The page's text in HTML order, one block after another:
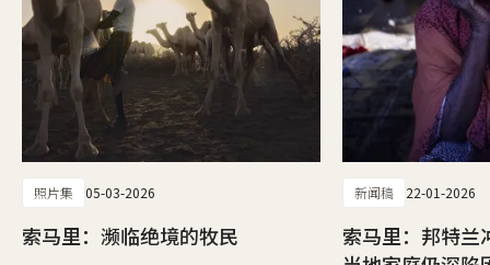
照片集 05-03-2026
索马里：濒临绝境的牧民
新闻稿 22-01-2026
索马里：邦特兰